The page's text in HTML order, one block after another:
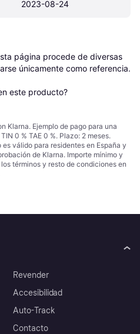
2023-08-24
página procede de diversas
únicamente como referencia.
este producto?
Klarna. Ejemplo de pago para una
0 % TAE 0 %. Plazo: 2 meses.
válido para residentes en España y
de Klarna. Importe mínimo y
términos y resto de condiciones en
Revender
Accesibilidad
Auto-Track
Contacto